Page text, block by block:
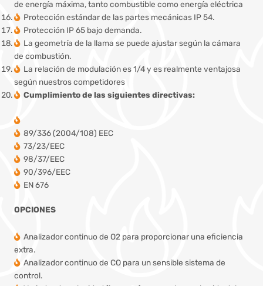
de energía máxima, tanto combustible como energía eléctrica
Protección estándar de las partes mecánicas IP 54.
Protección IP 65 bajo demanda.
La geometría de la llama se puede ajustar según la cámara
de combustión.
La relación de modulación es 1/4 y es realmente ventajosa
según nuestros competidores
Cumplimiento de las siguientes directivas:
89/336 (2004/108) EEC
73/23/EEC
98/37/EEC
90/396/EEC
EN 676
OPCIONES
Analizador continuo de O2 para proporcionar una eficiencia
extra.
Analizador continuo de CO para un sensible sistema de
control.